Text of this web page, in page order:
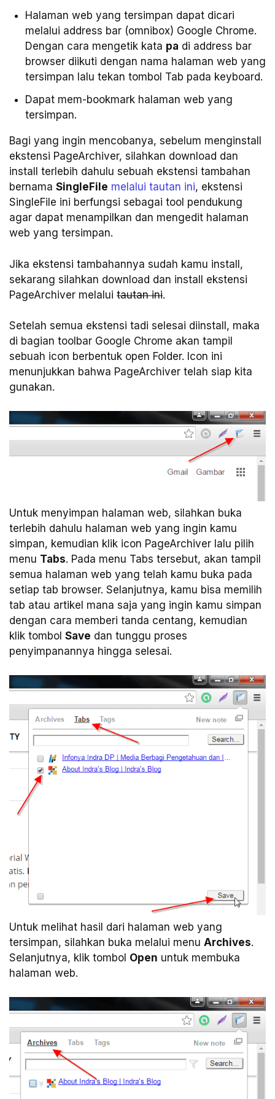
Halaman web yang tersimpan dapat dicari
melalui address bar (omnibox) Google Chrome.
Dengan cara mengetik kata pa di address bar
browser diikuti dengan nama halaman web yang
tersimpan lalu tekan tombol Tab pada keyboard.
Dapat mem-bookmark halaman web yang
tersimpan.
Bagi yang ingin mencobanya, sebelum menginstall
ekstensi PageArchiver, silahkan download dan
install terlebih dahulu sebuah ekstensi tambahan
bernama SingleFile melalui tautan ini, ekstensi
SingleFile ini berfungsi sebagai tool pendukung
agar dapat menampilkan dan mengedit halaman
web yang tersimpan.
Jika ekstensi tambahannya sudah kamu install,
sekarang silahkan download dan install ekstensi
PageArchiver melalui tautan ini.
Setelah semua ekstensi tadi selesai diinstall, maka
di bagian toolbar Google Chrome akan tampil
sebuah icon berbentuk open Folder. Icon ini
menunjukkan bahwa PageArchiver telah siap kita
gunakan.
Untuk menyimpan halaman web, silahkan buka
terlebih dahulu halaman web yang ingin kamu
simpan, kemudian klik icon PageArchiver lalu pilih
menu Tabs. Pada menu Tabs tersebut, akan tampil
semua halaman web yang telah kamu buka pada
setiap tab browser. Selanjutnya, kamu bisa memilih
tab atau artikel mana saja yang ingin kamu simpan
dengan cara memberi tanda centang, kemudian
klik tombol Save dan tunggu proses
penyimpanannya hingga selesai.
Untuk melihat hasil dari halaman web yang
tersimpan, silahkan buka melalui menu Archives.
Selanjutnya, klik tombol Open untuk membuka
halaman web.